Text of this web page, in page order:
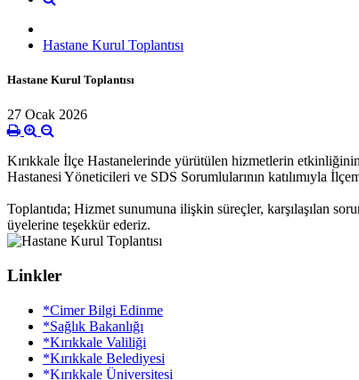
Hastane Kurul Toplantısı
Hastane Kurul Toplantısı
27 Ocak 2026
Kırıkkale İlçe Hastanelerinde yürütülen hizmetlerin
Hastanesi Yöneticileri ve SDS Sorumlularının katılımıyla
Toplantıda; Hizmet sunumuna ilişkin süreçler, karşılaşılan
üyelerine teşekkür ederiz.
Linkler
*Cimer Bilgi Edinme
*Sağlık Bakanlığı
*Kırıkkale Valiliği
*Kırıkkale Belediyesi
*Kırıkkale Üniversitesi